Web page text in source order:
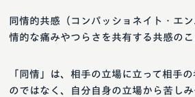
同情的共感（コンパッショネイト・エ
情的な痛みやつらさを共有する共感のこ
「同情」は、相手の立場に立って相手
のではなく、自分自身の立場から苦し